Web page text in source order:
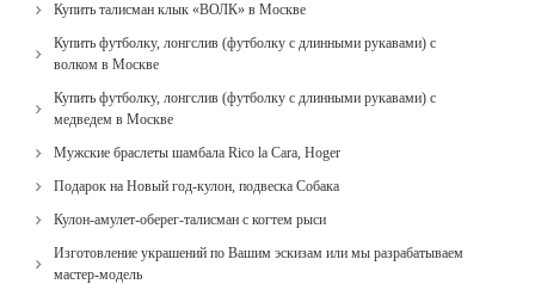
Купить талисман клык «ВОЛК» в Москве
Купить футболку, лонгслив (футболку с длинными рукавами) с
волком в Москве
Купить футболку, лонгслив (футболку с длинными рукавами) с
медведем в Москве
Мужские браслеты шамбала Rico la Cara, Hoger
Подарок на Новый год-кулон, подвеска Собака
Кулон-амулет-оберег-талисман с когтем рыси
Изготовление украшений по Вашим эскизам или мы разрабатываем
мастер-модель